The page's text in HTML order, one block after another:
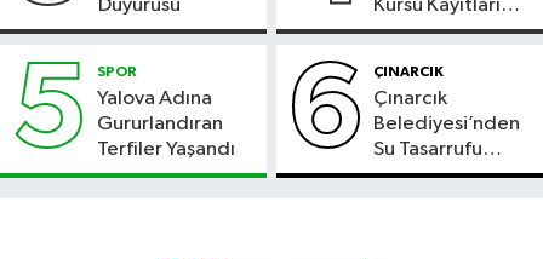
Duyurusu
Kursu Kayıtları
Başladı
5 SPOR
Yalova Adına
Gururlandıran
Terfiler Yaşandı
6 ÇINARCIK
Çınarcık
Belediyesi’nden
Su Tasarrufu
Çağrısı